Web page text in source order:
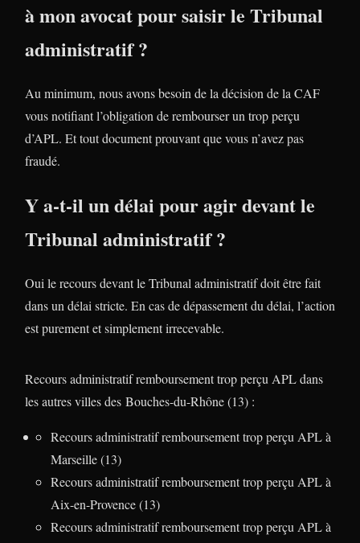
à mon avocat pour saisir le Tribunal
administratif ?
Au minimum, nous avons besoin de la décision de la CAF
vous notifiant l’obligation de rembourser un trop perçu
d’APL. Et tout document prouvant que vous n’avez pas
fraudé.
Y a-t-il un délai pour agir devant le
Tribunal administratif ?
Oui le recours devant le Tribunal administratif doit être fait
dans un délai stricte. En cas de dépassement du délai, l’action
est purement et simplement irrecevable.
Recours administratif remboursement trop perçu APL dans
les autres villes des Bouches-du-Rhône (13) :
Recours administratif remboursement trop perçu APL à
Marseille (13)
Recours administratif remboursement trop perçu APL à
Aix-en-Provence (13)
Recours administratif remboursement trop perçu APL à